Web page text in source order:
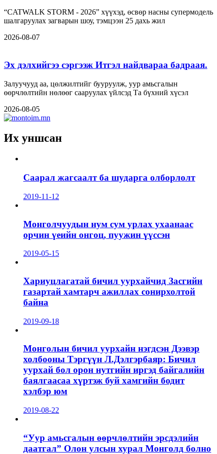
“CATWALK STORM - 2026” хүүхэд, өсвөр насны супермодель
шалгаруулах загварын шоу, тэмцээн 25 дахь жил
2026-08-07
Эх дэлхийгээ сэргээж Итгэл найдвараа бадраая.
Залуучууд аа, цөлжилтийг бууруулж, уур амьсгалын
өөрчлөлтийн нөлөөг сааруулах үйлсэд Та бүхний хүсэл
2026-08-05
Их уншсан
Саарал жагсаалт ба шударга олборлолт
2019-11-12
Монголчуудын нум сум урлах ухаанаас
орчин үеийн онгоц, пуужин үүссэн
2019-05-15
Хариуцлагатай бичил уурхайчид Засгийн
газартай хамтарч ажиллах сонирхолтой
байна
2019-09-18
Монголын бичил уурхайн нэгдсэн Дээвэр
холбооны Тэргүүн Л.Дэлгэрбаяр: Бичил
уурхай бол орон нутгийн иргэд байгалийн
баялгаасаа хүртэж буй хамгийн бодит
хэлбэр юм
2019-08-22
“Уур амьсгалын өөрчлөлтийн эрсдэлийн
даатгал” Олон улсын хурал Монголд болно